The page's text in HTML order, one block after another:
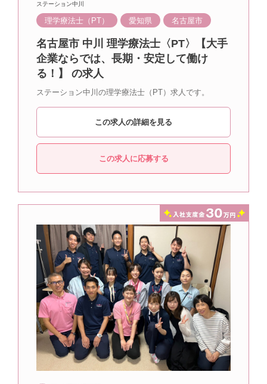
ステーション中川
理学療法士（PT） 愛知県 名古屋市
名古屋市 中川 理学療法士〈PT〉【大手
企業ならでは、長期・安定して働け
る！】 の求人
ステーション中川の理学療法士（PT）求人です。
この求人の詳細を見る
この求人に応募する